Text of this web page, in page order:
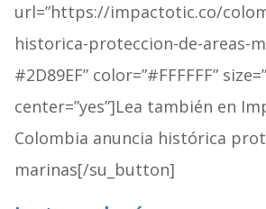
url=”https://impactotic.co/
historica-proteccion-de-areas-
#2D89EF” color=”#FFFFFF”
center=”yes”]Lea también en
Colombia anuncia histórica
marinas[/su_button]